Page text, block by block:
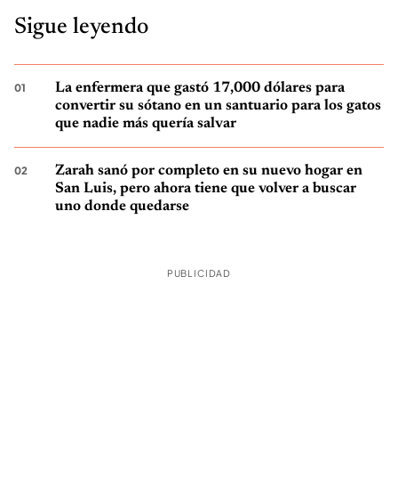
Sigue leyendo
La enfermera que gastó 17,000 dólares para
convertir su sótano en un santuario para los gatos
que nadie más quería salvar
Zarah sanó por completo en su nuevo hogar en
San Luis, pero ahora tiene que volver a buscar
uno donde quedarse
PUBLICIDAD